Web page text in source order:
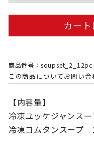
カー
商品番号：soupset_2_12pc
この商品についてお問い合
【内容量】
冷凍ユッケジャンス
冷凍コムタンスープ